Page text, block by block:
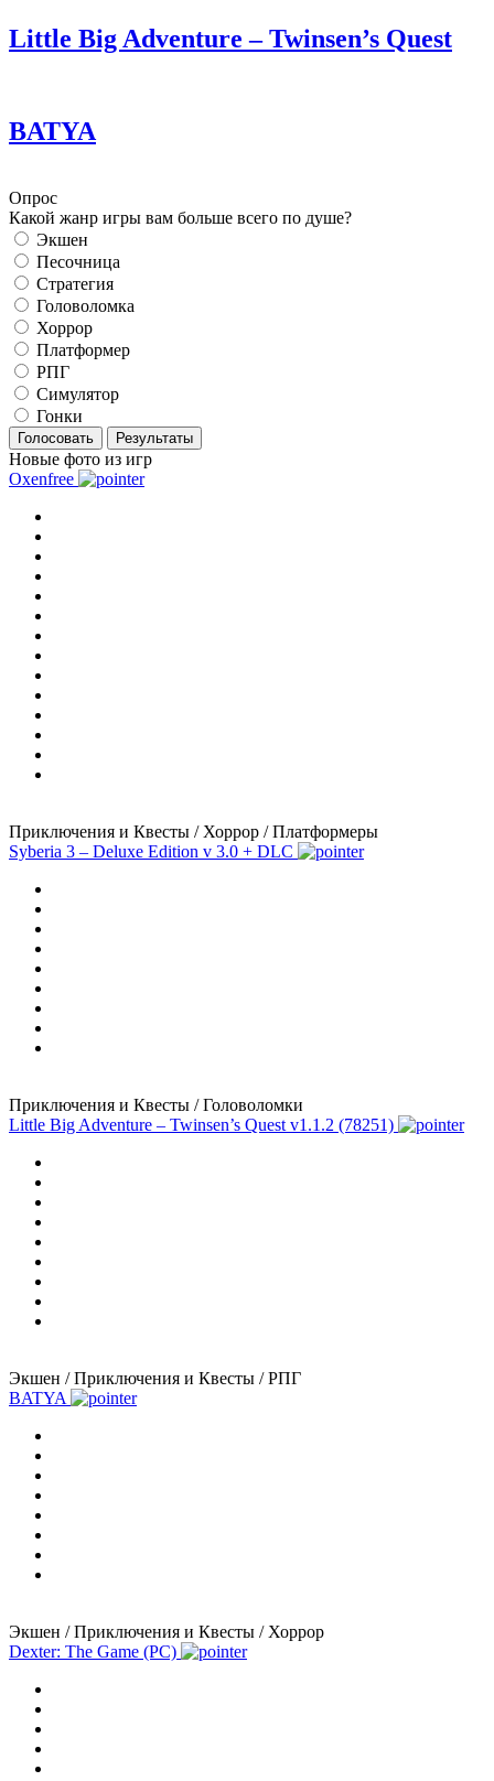
Little Big Adventure – Twinsen’s Quest
BATYA
Опрос
Какой жанр игры вам больше всего по душе?
Экшен
Песочница
Стратегия
Головоломка
Хоррор
Платформер
РПГ
Симулятор
Гонки
Голосовать Результаты
Новые фото из игр
Oxenfree
Приключения и Квесты / Хоррор / Платформеры
Syberia 3 – Deluxe Edition v 3.0 + DLC
Приключения и Квесты / Головоломки
Little Big Adventure – Twinsen’s Quest v1.1.2 (78251)
Экшен / Приключения и Квесты / РПГ
BATYA
Экшен / Приключения и Квесты / Хоррор
Dexter: The Game (PC)